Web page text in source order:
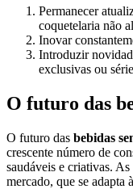
Permanecer
coquetelaria não
Inovar
Introduzir
exclusivas ou
O futuro das
O futuro das bebidas
crescente número de
saudáveis e criativas.
mercado, que se adapta